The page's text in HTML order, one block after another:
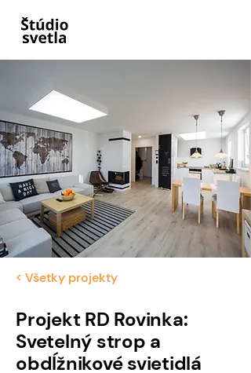
< Všetky projekty
Projekt RD Rovinka:
Svetelný strop a
obdĺžnikové svietidlá